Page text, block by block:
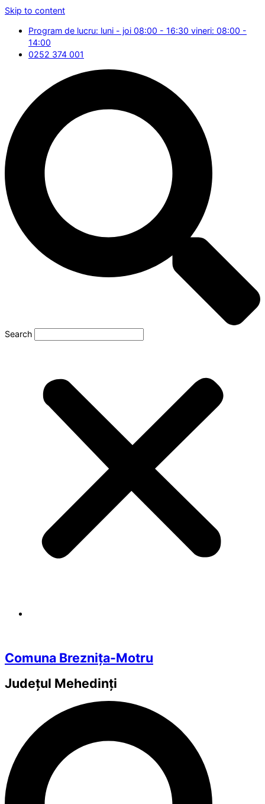
Skip to content
Program de lucru: luni - joi 08:00 - 16:30 vineri: 08:00 -
14:00
0252 374 001
Search
Comuna Breznița-Motru
Județul Mehedinți